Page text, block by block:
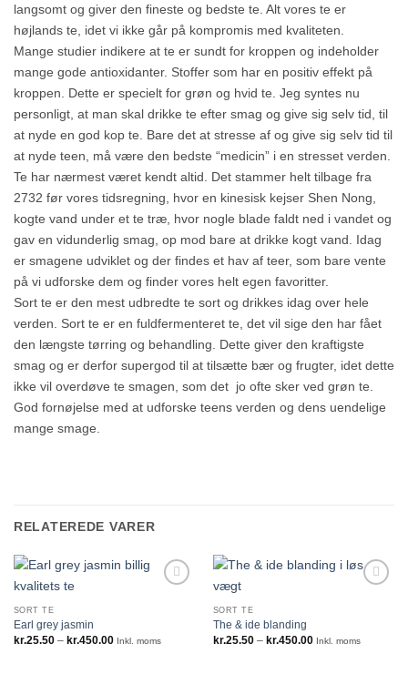
langsomt og giver den fineste og bedste te. Alt vores te er
højlands te, idet vi ikke går på kompromis med kvaliteten.
Mange studier indikere at te er sundt for kroppen og indeholder
mange gode antioxidanter. Stoffer som har en positiv effekt på
kroppen. Dette er specielt for grøn og hvid te. Jeg syntes nu
personligt, at man skal drikke te efter smag og give sig selv tid, til
at nyde en god kop te. Bare det at stresse af og give sig selv tid til
at nyde teen, må være den bedste “medicin” i en stresset verden.
Te har nærmest været kendt altid. Det stammer helt tilbage fra
2732 før vores tidsregning, hvor en kinesisk kejser Shen Nong,
kogte vand under et te træ, hvor nogle blade faldt ned i vandet og
gav en vidunderlig smag, op mod bare at drikke kogt vand. Idag
er smagene udviklet og der findes et hav af teer, som bare vente
på vi udforske dem og finder vores helt egen favoritter.
Sort te er den mest udbredte te sort og drikkes idag over hele
verden. Sort te er en fuldfermenteret te, det vil sige den har fået
den længste tørring og behandling. Dette giver den kraftigste
smag og er derfor supergod til at tilsætte bær og frugter, idet dette
ikke vil overdøve te smagen, som det jo ofte sker ved grøn te.
God fornøjelse med at udforske teens verden og dens uendelige
mange smage.
RELATEREDE VARER
SORT TE
Earl grey jasmin
kr.25.50 – kr.450.00Prisinterval:
Inkl. moms
SORT TE
The & ide blanding
kr.25.50 – kr.450.00Prisinterval:
Inkl. moms